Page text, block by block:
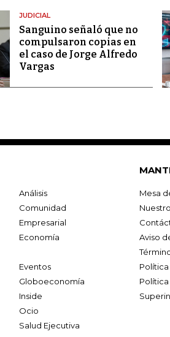
JUDICIAL
Sanguino señaló que no
compulsaron copias en
el caso de Jorge Alfredo
Vargas
Análisis
Comunidad
Empresarial
Economía
Eventos
Globoeconomía
Inside
Ocio
Salud Ejecutiva
Mesa
Aviso